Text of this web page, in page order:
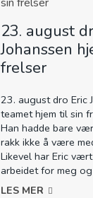
23. august
Johanssen
frelser
23. august dro Eric
teamet hjem til sin
Han hadde bare
rakk ikke å være
Likevel har Eric
arbeidet for meg
LES MER